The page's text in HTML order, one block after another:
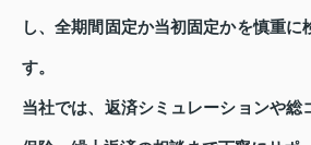
し、全期間固定か当初固定かを慎重に
す。
当社では、返済シミュレーションや総